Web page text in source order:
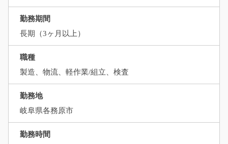
勤務期間
長期（3ヶ月以上）
職種
製造、物流、軽作業/組立、検査
勤務地
岐阜県各務原市
勤務時間